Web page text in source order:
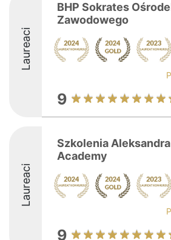
Laureaci
BHP Sokrates
Zawodowego
9
Laureaci
Szkolenia
Academy
9